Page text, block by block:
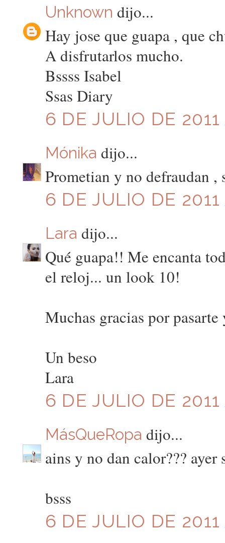
Unknown dijo...
Hay jose que guapa , que
A disfrutarlos mucho.
Bssss Isabel
Ssas Diary
6 DE JULIO DE 2011
Mónika dijo...
Prometian y no defraudan
6 DE JULIO DE
Lara dijo...
Qué guapa!! Me encanta
el reloj... un look 10!
Muchas gracias por
Un beso
Lara
6 DE JULIO DE
MásQueRopa dijo...
ains y no dan calor???
bsss
6 DE JULIO DE